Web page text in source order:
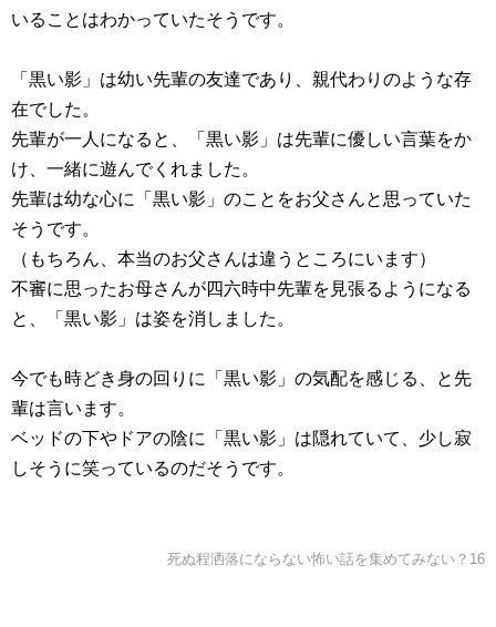
いることはわかっていたそうです。
「黒い影」は幼い先輩の友達であり、親代わりのような存
在でした。
先輩が一人になると、「黒い影」は先輩に優しい言葉をか
け、一緒に遊んでくれました。
先輩は幼な心に「黒い影」のことをお父さんと思っていた
そうです。
（もちろん、本当のお父さんは違うところにいます）
不審に思ったお母さんが四六時中先輩を見張るようになる
と、「黒い影」は姿を消しました。
今でも時どき身の回りに「黒い影」の気配を感じる、と先
輩は言います。
ベッドの下やドアの陰に「黒い影」は隠れていて、少し寂
しそうに笑っているのだそうです。
死ぬ程洒落にならない怖い話を集めてみない？16